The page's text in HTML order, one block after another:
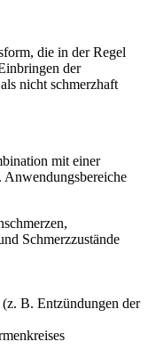
die in der Regel
der
nicht schmerzhaft
mit einer
Anwendungsbereiche
Schmerzzustände
B. Entzündungen der